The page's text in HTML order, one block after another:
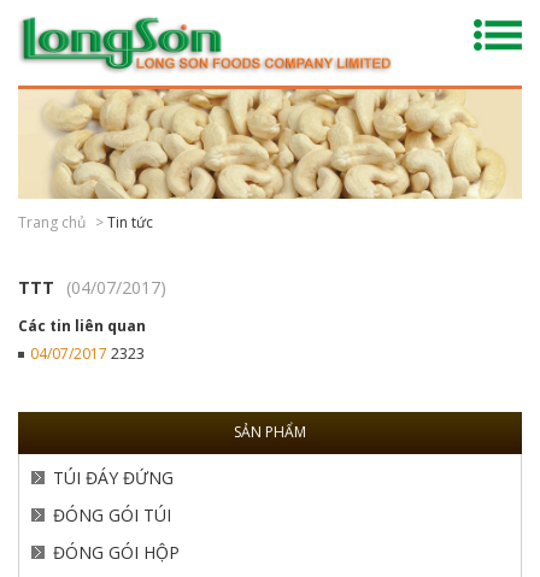
Trang chủ >Tin tức
TTT (04/07/2017)
Các tin liên quan
04/07/2017 2323
SẢN PHẨM
TÚI ĐÁY ĐỨNG
ĐÓNG GÓI TÚI
ĐÓNG GÓI HỘP